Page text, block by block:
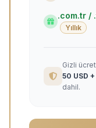
.com.tr /
Yıllık
Gizli
50 USD
dahil.